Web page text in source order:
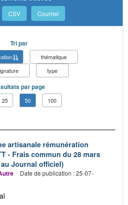
CSV Courriel
Tri par
thématique
type
par page
25 50 100
artisanale rémunération
- Frais commun du 28 mars
Journal officiel)
Date de publication : 25-07-